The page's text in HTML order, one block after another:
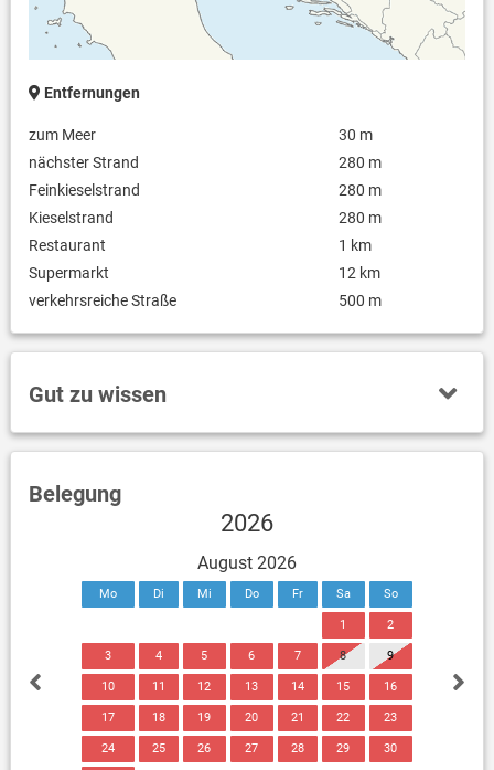
Entfernungen
zum Meer
30 m
nächster Strand
280 m
Feinkieselstrand
280 m
Kieselstrand
280 m
Restaurant
1 km
Supermarkt
12 km
verkehrsreiche Straße
500 m
Gut zu wissen
Belegung
2026
August 2026
Mo Di Mi Do Fr Sa So
1 2
3 4 5 6 7 8 9
10 11 12 13 14 15 16
17 18 19 20 21 22 23
24 25 26 27 28 29 30